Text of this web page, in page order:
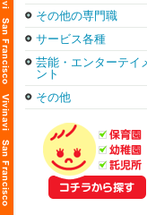
その他の専門職
サービス各種
芸能・エンターテイ
ント
その他